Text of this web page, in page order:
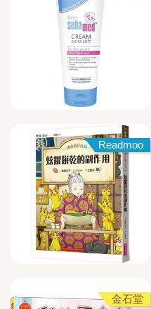
Readmoo
金石堂